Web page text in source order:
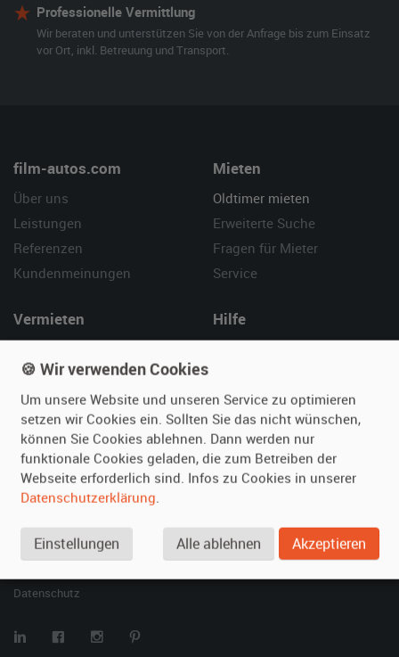
Professionelle Vermittlung
Wir beraten und unterstützen Sie von der Anfrage bis zum Einsatz
vor Ort, inkl. Betreuung und Transport.
film-autos.com
Über uns
Leistungen
Referenzen
Kundenmeinungen
Mieten
Oldtimer mieten
Erweiterte Suche
Fragen für Mieter
Service
Vermieten
Fotos senden
Fragen für Vermieter
Inserat verwalten
Hilfe
Kontakt
SPECIAL
Berühmte Filmautos –
Datenschutz
🍪 Wir verwenden Cookies
Um unsere Website und unseren Service zu optimieren
setzen wir Cookies ein. Sollten Sie das nicht wünschen,
können Sie Cookies ablehnen. Dann werden nur
funktionale Cookies geladen, die zum Betreiben der
Webseite erforderlich sind. Infos zu Cookies in unserer
Datenschutzerklärung.
Einstellungen Alle ablehnen Akzeptieren